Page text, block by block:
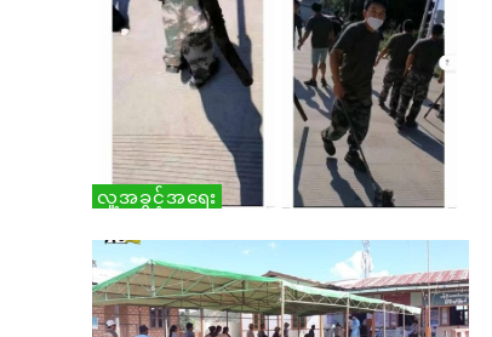
လူ့အခွင့်အရေး